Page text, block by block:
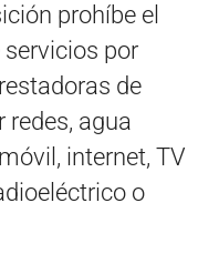
prohíbe el
por
de
redes, agua
internet, TV
o